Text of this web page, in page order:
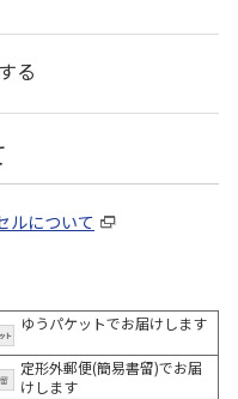
る
ルについて
ゆうパケットでお届けします
定形外郵便(簡易書留)でお届
けします